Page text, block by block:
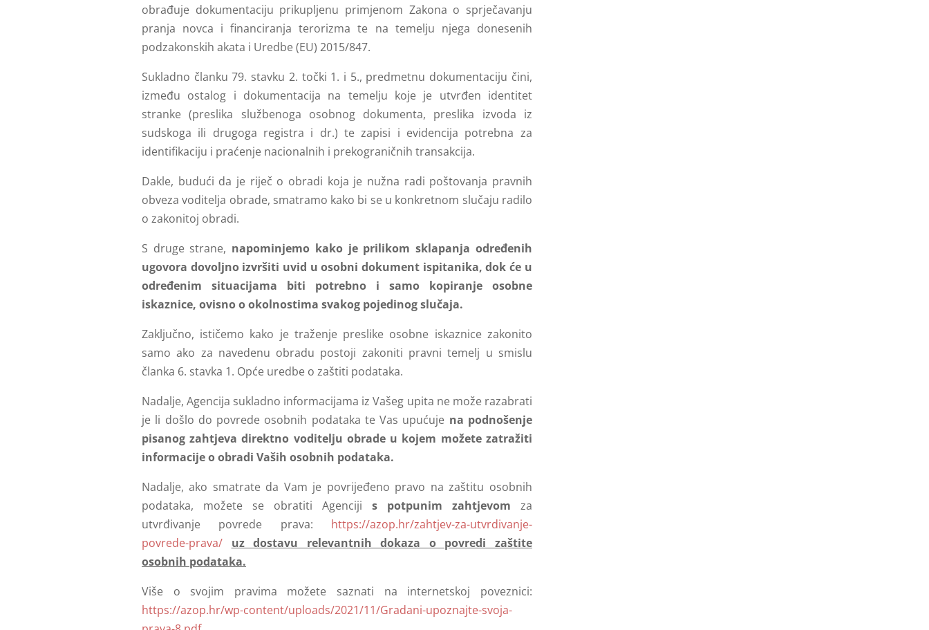
obrađuje dokumentaciju prikupljenu primjenom Zakona o sprječavanju
pranja novca i financiranja terorizma te na temelju njega donesenih
podzakonskih akata i Uredbe (EU) 2015/847.
Sukladno članku 79. stavku 2. točki 1. i 5., predmetnu dokumentaciju čini,
između ostalog i dokumentacija na temelju koje je utvrđen identitet
stranke (preslika službenoga osobnog dokumenta, preslika izvoda iz
sudskoga ili drugoga registra i dr.) te zapisi i evidencija potrebna za
identifikaciju i praćenje nacionalnih i prekograničnih transakcija.
Dakle, budući da je riječ o obradi koja je nužna radi poštovanja pravnih
obveza voditelja obrade, smatramo kako bi se u konkretnom slučaju radilo
o zakonitoj obradi.
S druge strane, napominjemo kako je prilikom sklapanja određenih
ugovora dovoljno izvršiti uvid u osobni dokument ispitanika, dok će u
određenim situacijama biti potrebno i samo kopiranje osobne
iskaznice, ovisno o okolnostima svakog pojedinog slučaja.
Zaključno, ističemo kako je traženje preslike osobne iskaznice zakonito
samo ako za navedenu obradu postoji zakoniti pravni temelj u smislu
članka 6. stavka 1. Opće uredbe o zaštiti podataka.
Nadalje, Agencija sukladno informacijama iz Vašeg upita ne može razabrati
je li došlo do povrede osobnih podataka te Vas upućuje na podnošenje
pisanog zahtjeva direktno voditelju obrade u kojem možete zatražiti
informacije o obradi Vaših osobnih podataka.
Nadalje, ako smatrate da Vam je povrijeđeno pravo na zaštitu osobnih
podataka, možete se obratiti Agenciji s potpunim zahtjevom za
utvrđivanje povrede prava: https://azop.hr/zahtjev-za-utvrdivanje-
povrede-prava/
uz dostavu relevantnih dokaza o povredi zaštite
osobnih podataka.
Više o svojim pravima možete saznati na internetskoj poveznici:
https://azop.hr/wp-content/uploads/2021/11/Gradani-upoznajte-svoja-